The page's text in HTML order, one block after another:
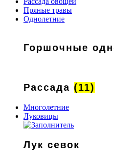
Пряные травы
Однолетние
Горшочные
Рассада (11)
Многолетние
Луковицы
Лук севок